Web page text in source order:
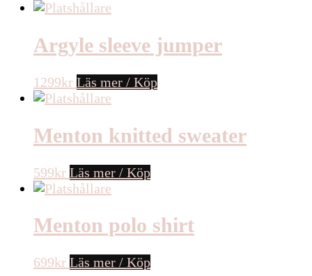
Argyle sleeve jumper
1299kr Läs mer / Köp
Menton knitted sweater
599kr Läs mer / Köp
Menton polo shirt
699kr Läs mer / Köp